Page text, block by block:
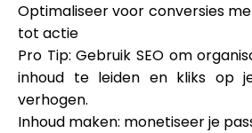
Optimaliseer voor conversies
tot actie
Pro Tip: Gebruik SEO om
inhoud te leiden en kliks op
verhogen.
Inhoud maken: monetiseer je